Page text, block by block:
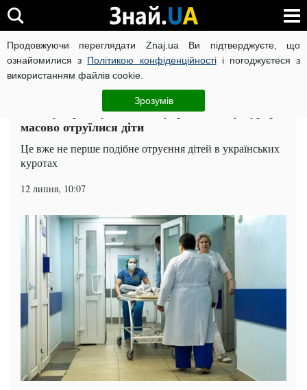
Продовжуючи переглядати Znaj.ua Ви підтверджуєте, що
ознайомилися з Політикою конфіденційностіі погоджуєтеся з
використанням файлів cookie.
Зрозумів
ВІЙНА РОСІЇ ПРОТИ УКРАЇНИ КОРОНАВІРУС В УКРАЇНІ
Суспільство ЧИТАТЬ НА РУССКОМ
У популярному готелі на українському курорті
масово отруїлися діти
Це вже не перше подібне отруєння дітей в українських
куротах
12 липня, 10:07